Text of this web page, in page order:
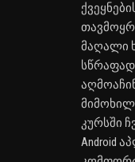
მაღალი
სწრაფად
კურსში
Android